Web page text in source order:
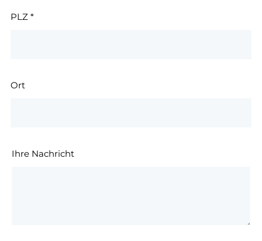
PLZ *
Ort
Ihre Nachricht